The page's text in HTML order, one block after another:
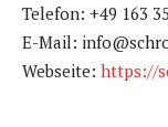
Telefon: +49 163
E-Mail:
Webseite: https://